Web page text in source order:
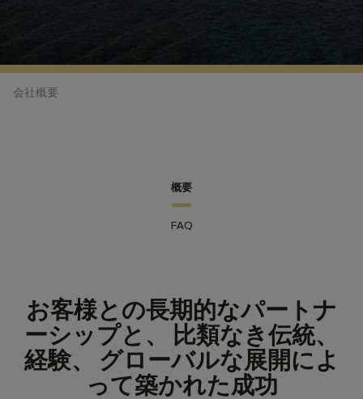
会社概要
概要
FAQ
お客様との長期的なパートナ
ーシップと、 比類なき伝統、
経験、 グローバルな展開によ
って築かれた成功